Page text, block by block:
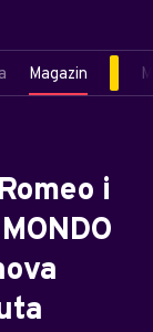
Magazin
i